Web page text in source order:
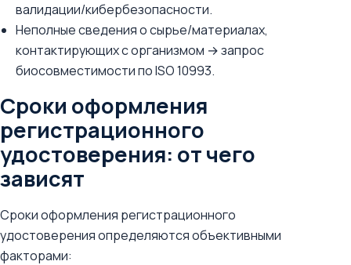
валидации/кибербезопасности.
Неполные сведения о сырье/материалах,
контактирующих с организмом → запрос
биосовместимости по ISO 10993.
Сроки оформления
регистрационного
удостоверения: от чего
зависят
Сроки оформления регистрационного
удостоверения определяются объективными
факторами: